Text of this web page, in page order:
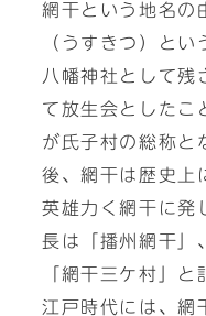
網干という地名の
（うすきつ）と
八幡神社として残
て放生会としたこ
が氏子村の総称と
後、網干は歴史上
英雄力く網干に発
長は「播州網干」
「網干三ケ村」と
江戸時代には、網